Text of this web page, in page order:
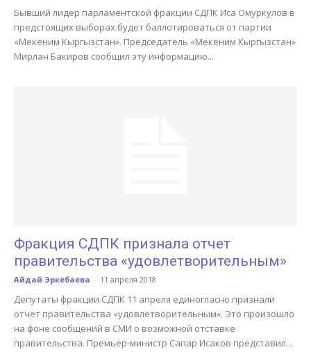
Бывший лидер парламентской фракции СДПК Иса Омуркулов в
предстоящих выборах будет баллотироваться от партии
«Мекеним Кыргызстан». Председатель «Мекеним Кыргызстан»
Мирлан Бакиров сообщил эту информацию...
Фракция СДПК признала отчет
правительства «удовлетворительным»
Айдай Эркебаева - 11 апреля 2018
Депутаты фракции СДПК 11 апреля единогласно признали
отчет правительства «удовлетворительным». Это произошло
на фоне сообщений в СМИ о возможной отставке
правительства. Премьер-министр Сапар Исаков представил...